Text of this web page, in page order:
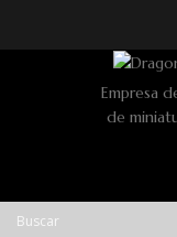
Empresa
de